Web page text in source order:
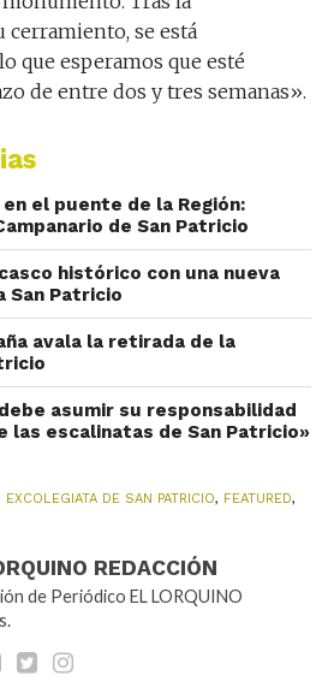
cerramiento, se está
que esperamos que esté
de entre dos y tres semanas».
el puente de la Región:
de San Patricio
histórico con una nueva
San Patricio
avala la retirada de la
debe asumir su responsabilidad
las escalinatas de San Patricio»
EXCOLEGIATA DE SAN PATRICIO, FEATURED,
REDACCIÓN
de Periódico EL LORQUINO